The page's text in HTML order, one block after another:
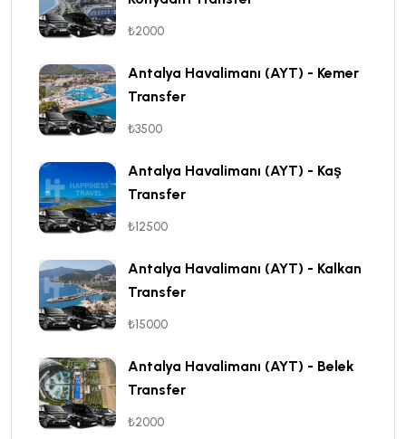
₺2000
Antalya Havalimanı (AYT) - Kemer
Transfer
₺3500
Antalya Havalimanı (AYT) - Kaş
Transfer
₺12500
Antalya Havalimanı (AYT) - Kalkan
Transfer
₺15000
Antalya Havalimanı (AYT) - Belek
Transfer
₺2000